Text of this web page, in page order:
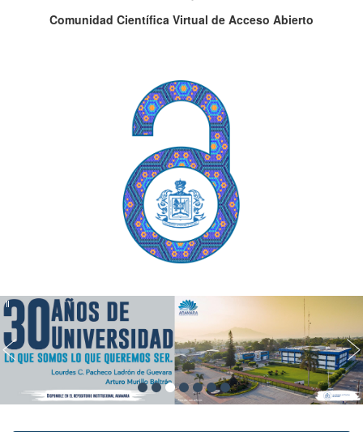
Comunidad Científica Virtual de Acceso Abierto